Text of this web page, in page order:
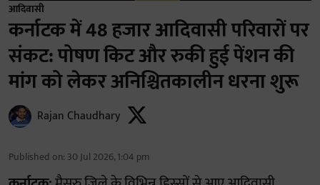
आदिवासी
कर्नाटक में 48 हजार आदिवासी परिवारों पर
संकट: पोषण किट और रुकी हुई पेंशन की
मांग को लेकर अनिश्चितकालीन धरना शुरू
Rajan Chaudhary
Published on: 30 Jul 2026, 1:04 pm